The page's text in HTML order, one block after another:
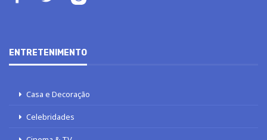
ENTRETENIMENTO
Casa e Decoração
Celebridades